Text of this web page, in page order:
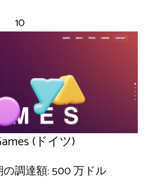
10
(ドイツ)
調達額: 500 万ドル